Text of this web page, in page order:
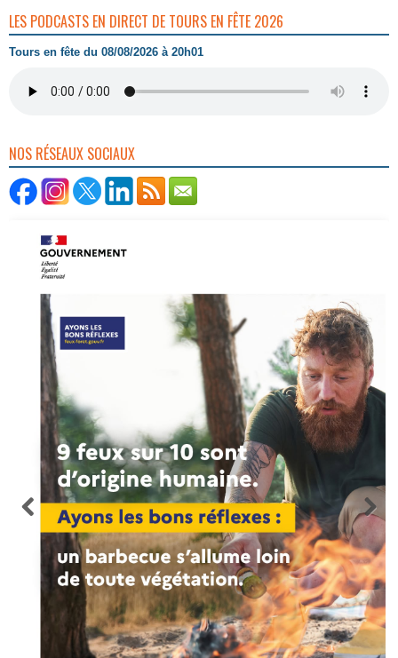
LES PODCASTS EN DIRECT DE TOURS EN FÊTE 2026
Tours en fête du 08/08/2026 à 20h01
NOS RÉSEAUX SOCIAUX